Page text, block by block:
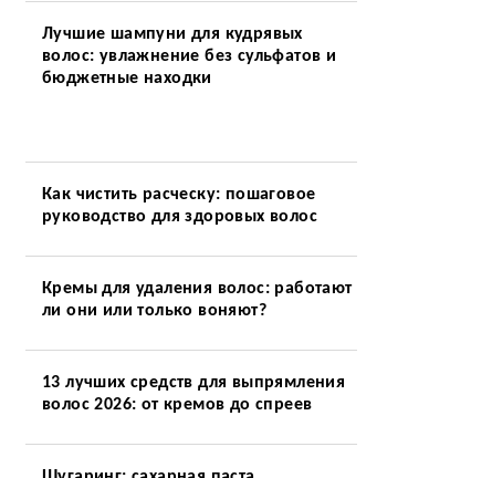
Лучшие шампуни для кудрявых
волос: увлажнение без сульфатов и
бюджетные находки
Как чистить расческу: пошаговое
руководство для здоровых волос
Кремы для удаления волос: работают
ли они или только воняют?
13 лучших средств для выпрямления
волос 2026: от кремов до спреев